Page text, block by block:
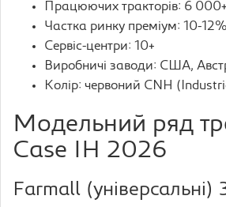
Працюючих тракторів: 6 000+
Частка ринку преміум: 10-12%
Сервіс-центри: 10+
Виробничі заводи: США,
Колір: червоний CNH
Модельний ряд
Case IH 2026
Farmall (універсальні)